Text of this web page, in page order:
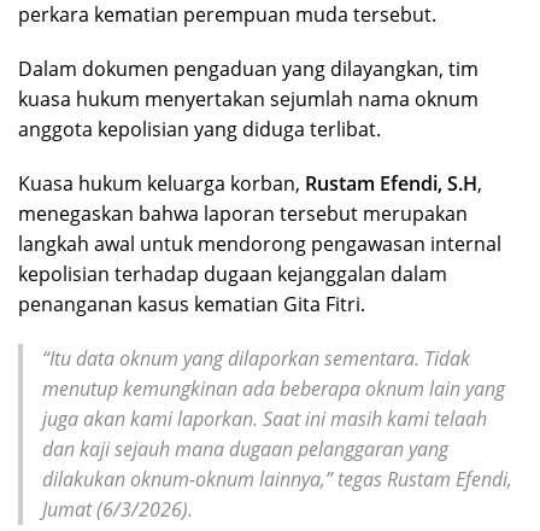
perkara kematian perempuan muda tersebut.
Dalam dokumen pengaduan yang dilayangkan, tim
kuasa hukum menyertakan sejumlah nama oknum
anggota kepolisian yang diduga terlibat.
Kuasa hukum keluarga korban, Rustam Efendi, S.H,
menegaskan bahwa laporan tersebut merupakan
langkah awal untuk mendorong pengawasan internal
kepolisian terhadap dugaan kejanggalan dalam
penanganan kasus kematian Gita Fitri.
“Itu data oknum yang dilaporkan sementara. Tidak
menutup kemungkinan ada beberapa oknum lain yang
juga akan kami laporkan. Saat ini masih kami telaah
dan kaji sejauh mana dugaan pelanggaran yang
dilakukan oknum-oknum lainnya,” tegas Rustam Efendi,
Jumat (6/3/2026).